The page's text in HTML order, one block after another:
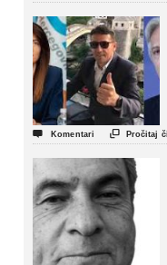
 Komentari  Pročitaj